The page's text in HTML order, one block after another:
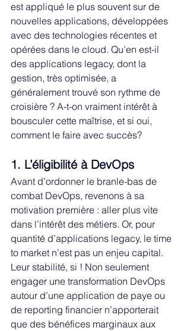
est appliqué le plus souvent sur de
nouvelles applications, développées
avec des technologies récentes et
opérées dans le cloud. Qu’en est-il
des applications legacy, dont la
gestion, très optimisée, a
généralement trouvé son rythme de
croisière ? A-t-on vraiment intérêt à
bousculer cette maîtrise, et si oui,
comment le faire avec succès?
1. L’éligibilité à DevOps
Avant d’ordonner le branle-bas de
combat DevOps, revenons à sa
motivation première : aller plus vite
dans l’intérêt des métiers. Or, pour
quantité d’applications legacy, le time
to market n’est pas un enjeu capital.
Leur stabilité, si ! Non seulement
engager une transformation DevOps
autour d’une application de paye ou
de reporting financier n’apporterait
que des bénéfices marginaux aux